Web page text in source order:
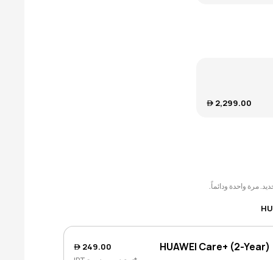
2,299.00 
مرة واحدة ودائماً.
HUAWEI Care+ (2-Year)
249.00 